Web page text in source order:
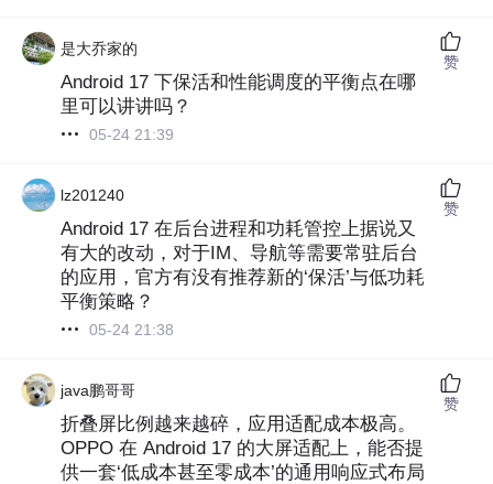
是大乔家的
Android 17 下保活和性能调度的平衡点在哪
里可以讲讲吗？
05-24 21:39
赞
lz201240
Android 17 在后台进程和功耗管控上据说又
有大的改动，对于IM、导航等需要常驻后台
的应用，官方有没有推荐新的‘保活’与低功耗
平衡策略？
05-24 21:38
赞
java鹏哥哥
折叠屏比例越来越碎，应用适配成本极高。
OPPO 在 Android 17 的大屏适配上，能否提
供一套‘低成本甚至零成本’的通用响应式布局
赞